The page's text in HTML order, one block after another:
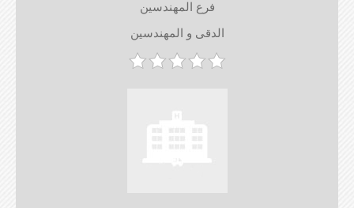
فرع المهندسين
الدقى و المهندسين